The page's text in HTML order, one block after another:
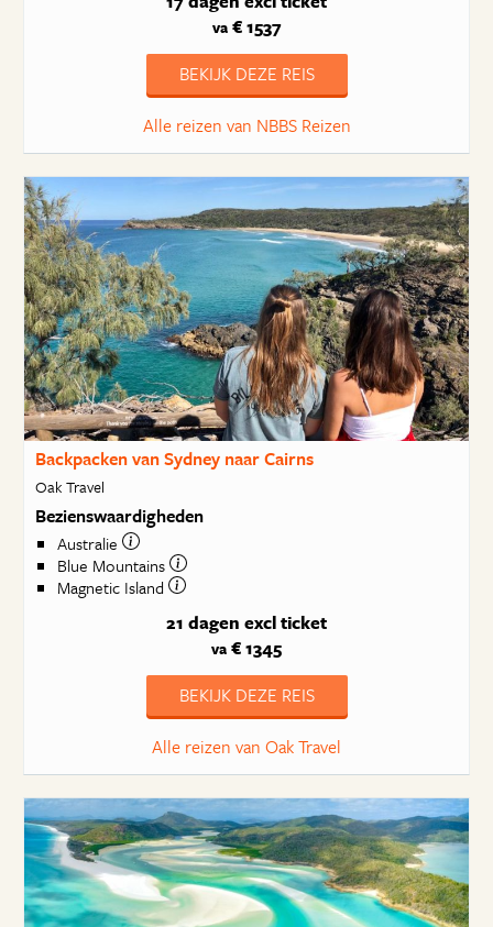
va€ 1537
BEKIJK DEZE REIS
Alle reizen van NBBS Reizen
Backpacken van Sydney naar Cairns
Oak Travel
Bezienswaardigheden
Australie
Blue Mountains
Magnetic Island
21 dagen excl ticket
va € 1345
BEKIJK DEZE REIS
Alle reizen van Oak Travel